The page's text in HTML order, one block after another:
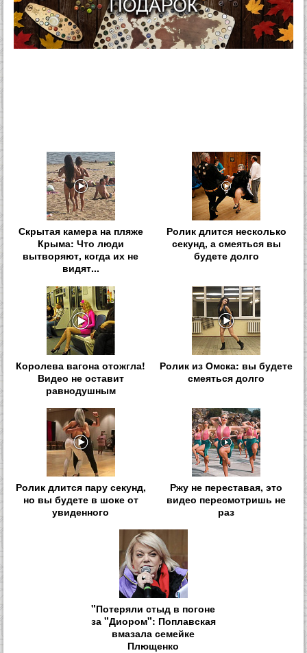
Скрытая камера на пляже
Крыма: Что люди
вытворяют, когда их не
видят...
Ролик длится несколько
секунд, а смеяться вы
будете долго
Королева вагона отожгла!
Видео не оставит
равнодушным
Ролик из Омска: вы будете
смеяться долго
Ролик длится пару секунд,
но вы будете в шоке от
увиденного
Ржу не переставая, это
видео пересмотришь не
раз
"Потеряли стыд в погоне
за "Диором": Поплавская
вмазала семейке
Плющенко